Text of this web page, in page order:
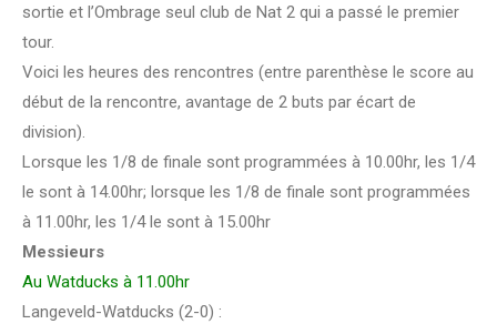
sortie et l’Ombrage seul club de Nat 2 qui a passé le premier
tour.
Voici les heures des rencontres (entre parenthèse le score au
début de la rencontre, avantage de 2 buts par écart de
division).
Lorsque les 1/8 de finale sont programmées à 10.00hr, les 1/4
le sont à 14.00hr; lorsque les 1/8 de finale sont programmées
à 11.00hr, les 1/4 le sont à 15.00hr
Messieurs
Au Watducks à 11.00hr
Langeveld-Watducks (2-0) :